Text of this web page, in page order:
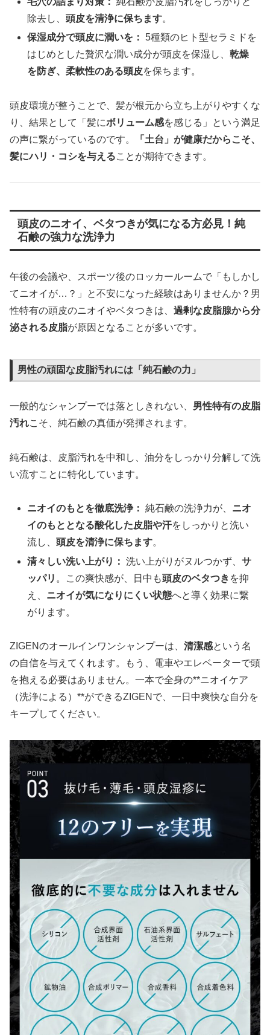
除去し、頭皮を清浄に保ちます。
保湿成分で頭皮に潤いを： 5種類のヒト型セラミドを
はじめとした贅沢な潤い成分が頭皮を保湿し、乾燥
を防ぎ、柔軟性のある頭皮を保ちます。
頭皮環境が整うことで、髪が根元から立ち上がりやすくな
り、結果として「髪にボリューム感を感じる」という満足
の声に繋がっているのです。
「土台」が健康だからこそ、
髪にハリ・コシを与えることが期待できます。
頭皮のニオイ、ベタつきが気になる方必見！純
石鹸の強力な洗浄力
午後の会議や、スポーツ後のロッカールームで「もしかし
てニオイが…？」と不安になった経験はありませんか？男
性特有の頭皮のニオイやベタつきは、 過剰な皮脂腺から分
泌される皮脂が原因となることが多いです。
男性の頑固な皮脂汚れには「純石鹸の力」
一般的なシャンプーでは落としきれない、 男性特有の皮脂
汚れこそ、純石鹸の真価が発揮されます。
純石鹸は、皮脂汚れを中和し、油分をしっかり分解して洗
い流すことに特化しています。
ニオイのもとを徹底洗浄： 純石鹸の洗浄力が、 ニオ
イのもととなる酸化した皮脂や汗をしっかりと洗い
流し、頭皮を清浄に保ちます。
清々しい洗い上がり： 洗い上がりがヌルつかず、サ
ッパリ 。この爽快感が、日中も頭皮のベタつき を抑
え、 ニオイが気になりにくい状態へと導く効果に繋
がります。
ZIGENのオールインワンシャンプーは、 清潔感という名
の自信を与えてくれます。もう、電車やエレベーターで頭
を抱える必要はありません。一本で全身の**ニオイケア
（洗浄による）**ができるZIGENで、一日中爽快な自分を
キープしてください。